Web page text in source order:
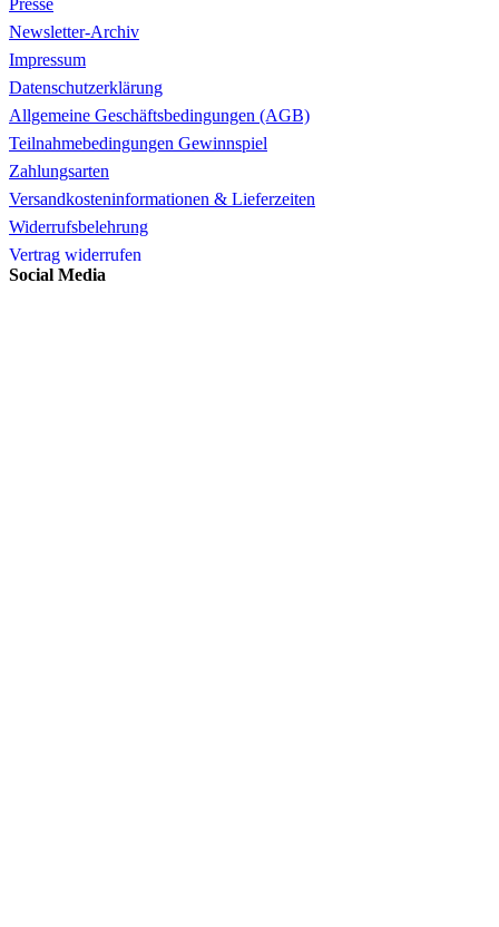
Newsletter-Archiv
Impressum
Datenschutzerklärung
Allgemeine Geschäftsbedingungen (AGB)
Teilnahmebedingungen Gewinnspiel
Zahlungsarten
Versandkosteninformationen & Lieferzeiten
Widerrufsbelehrung
Vertrag widerrufen
Social Media